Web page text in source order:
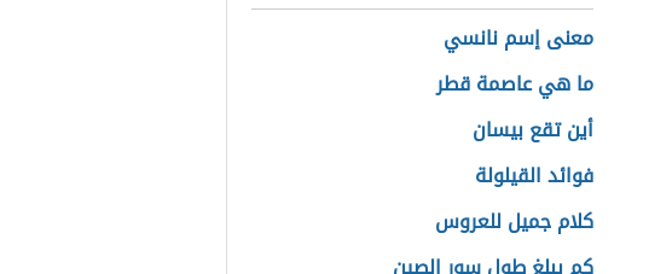
معنى إسم نانسي
ما هي عاصمة قطر
أين تقع بيسان
فوائد القيلولة
كلام جميل للعروس